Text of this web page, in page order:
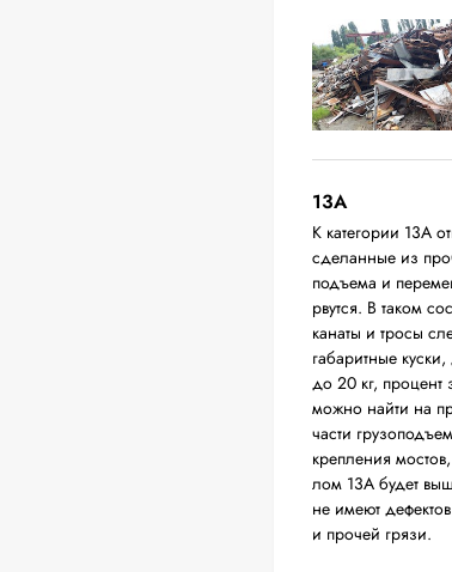
13А
К категории 13А
сделанные из
подъема и
рвутся. В таком
канаты и тросы
габаритные
до 20 кг,
можно найти на
части
крепления
лом 13А будет
не имеют
и прочей грязи.